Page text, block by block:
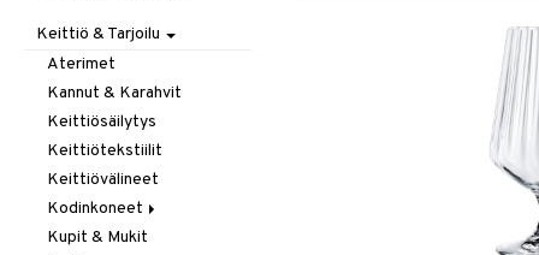
Keittiö & Tarjoilu
Aterimet
Kannut & Karahvit
Keittiösäilytys
Keittiötekstiilit
Keittiövälineet
Kodinkoneet
Kahvi, Tee & Espresso
Kupit & Mukit